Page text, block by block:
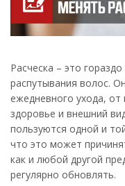
Расческа – это
распутывания волос.
ежедневного ухода,
здоровье и внешний
пользуются одной и
что это может
как и любой другой
регулярно обновлять.